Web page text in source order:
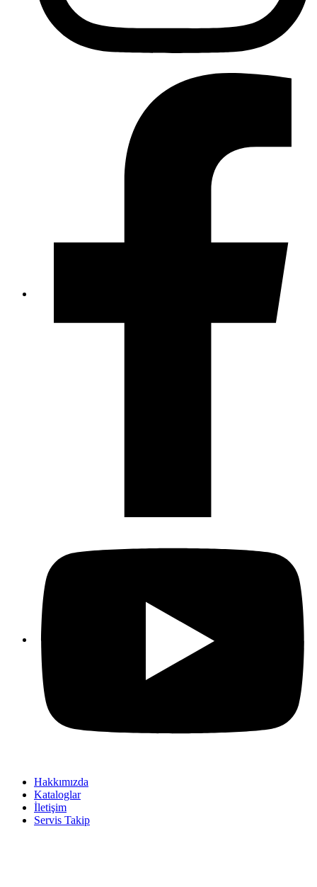
Hakkımızda
Kataloglar
İletişim
Servis Takip